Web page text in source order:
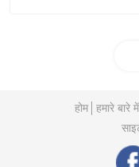
होम हमारे बारे में